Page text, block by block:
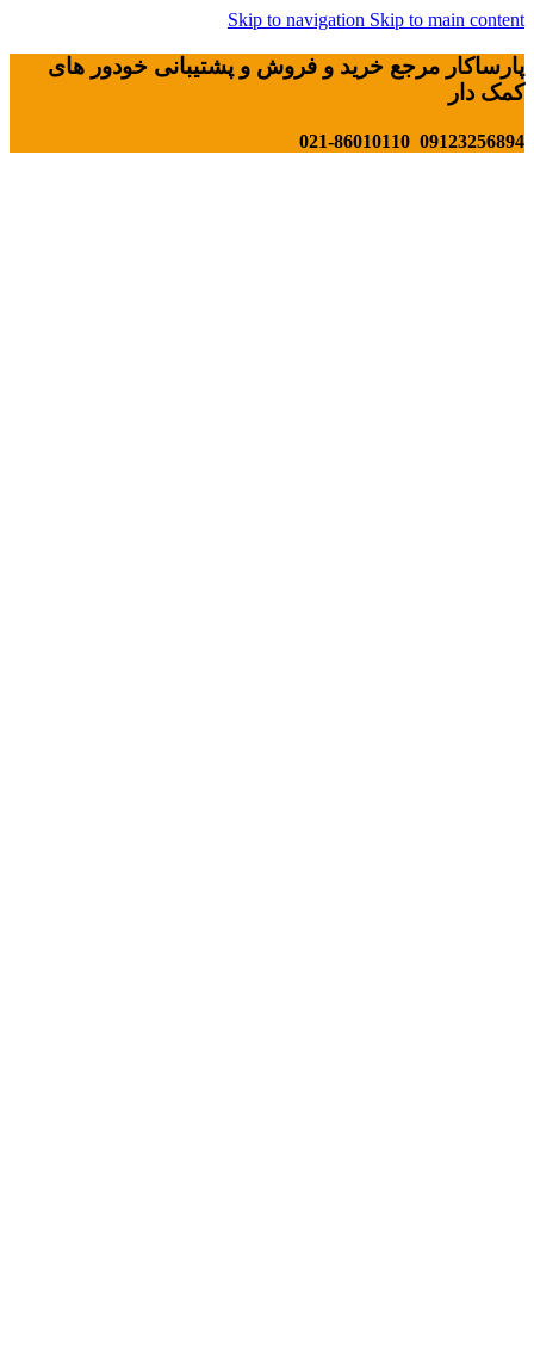
Skip to navigation Skip to main content
پارساکار مرجع خرید و فروش و پشتیبانی خودور های
کمک دار
09123256894 021-86010110